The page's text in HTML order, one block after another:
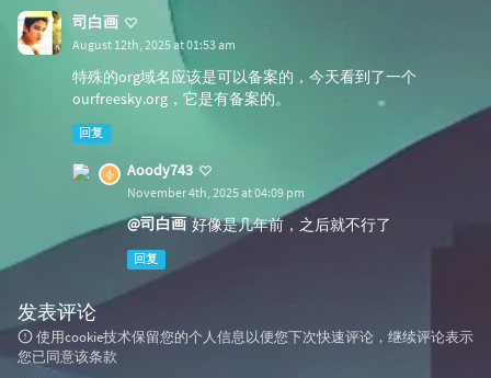
司白画
August 12th, 2025 at 01:53 am
特殊的org域名应该是可以备案的，今天看到了一个
ourfreesky.org，它是有备案的。
回复
Aoody743
November 4th, 2025 at 04:09 pm
@司白画 好像是几年前，之后就不行了
回复
发表评论
使用cookie技术保留您的个人信息以便您下次快速评论，继续评论表示
您已同意该条款